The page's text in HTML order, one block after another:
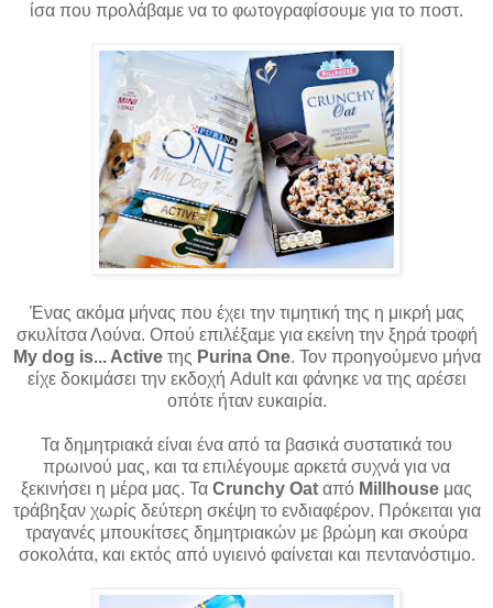
ίσα που προλάβαμε να το φωτογραφίσουμε για το ποστ.
Ένας ακόμα μήνας που έχει την τιμητική της η μικρή μας
σκυλίτσα Λούνα. Οπού επιλέξαμε για εκείνη την ξηρά τροφή
My dog is... Activeτης Purina One. Τον προηγούμενο μήνα
είχε δοκιμάσει την εκδοχή Adult και φάνηκε να της αρέσει
οπότε ήταν ευκαιρία.
Τα δημητριακά είναι ένα από τα βασικά συστατικά του
πρωινού μας, και τα επιλέγουμε αρκετά συχνά για να
ξεκινήσει η μέρα μας. Τα Crunchy Oat από Millhouse μας
τράβηξαν χωρίς δεύτερη σκέψη το ενδιαφέρον. Πρόκειται για
τραγανές μπουκίτσες δημητριακών με βρώμη και σκούρα
σοκολάτα, και εκτός από υγιεινό φαίνεται και πεντανόστιμο.